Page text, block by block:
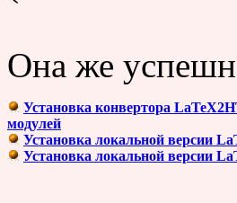
Она же
Установка конвертора
модулей
Установка локальной версии
Установка локальной версии